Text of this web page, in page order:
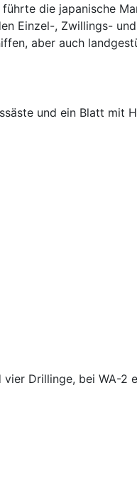
die japanische
Einzel-, Zwillings-
aber auch
und ein Blatt mit
vier Drillinge, bei WA-